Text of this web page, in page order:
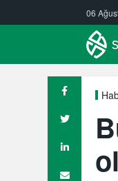
06
Nilüfer’de yaz